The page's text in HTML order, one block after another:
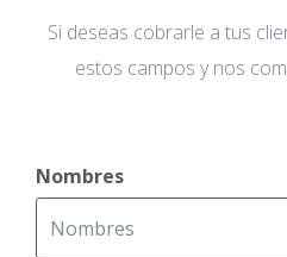
Si deseas cobrarle a tus
estos campos y nos
Nombres